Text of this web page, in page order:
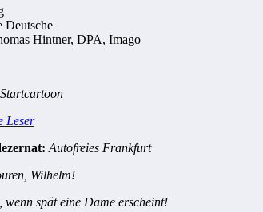
Deutsche
Hintner, DPA, Imago
Startcartoon
Leser
Autofreies Frankfurt
Wilhelm!
wenn spät eine Dame erscheint!